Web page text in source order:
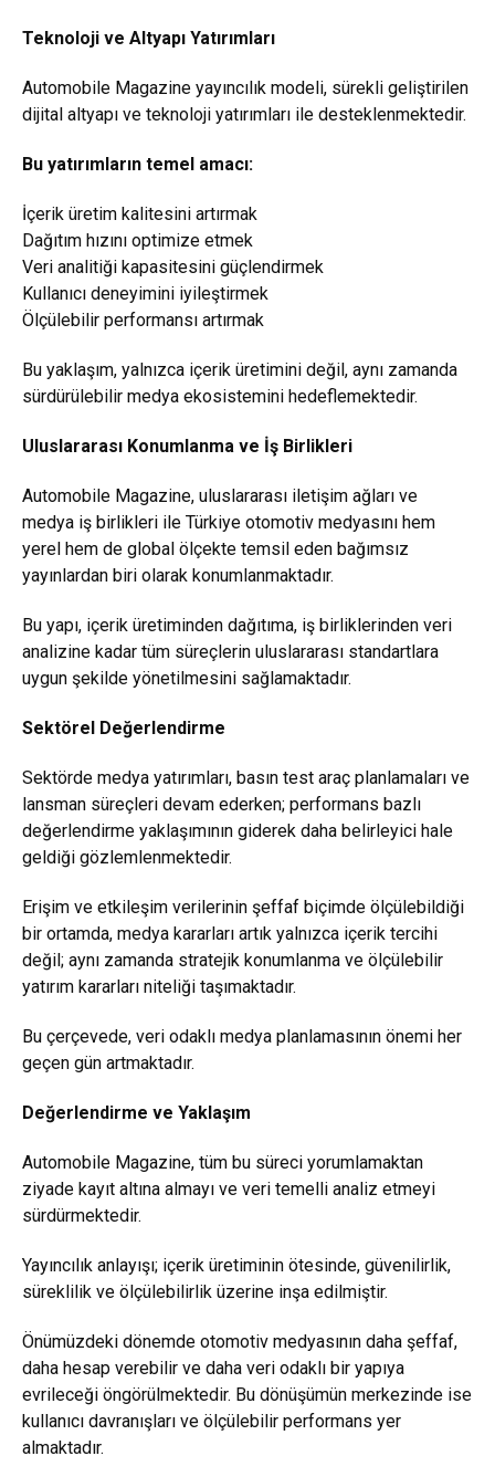
Teknoloji ve Altyapı Yatırımları
Automobile Magazine yayıncılık modeli, sürekli geliştirilen
dijital altyapı ve teknoloji yatırımları ile desteklenmektedir.
Bu yatırımların temel amacı:
İçerik üretim kalitesini artırmak
Dağıtım hızını optimize etmek
Veri analitiği kapasitesini güçlendirmek
Kullanıcı deneyimini iyileştirmek
Ölçülebilir performansı artırmak
Bu yaklaşım, yalnızca içerik üretimini değil, aynı zamanda
sürdürülebilir medya ekosistemini hedeflemektedir.
Uluslararası Konumlanma ve İş Birlikleri
Automobile Magazine, uluslararası iletişim ağları ve
medya iş birlikleri ile Türkiye otomotiv medyasını hem
yerel hem de global ölçekte temsil eden bağımsız
yayınlardan biri olarak konumlanmaktadır.
Bu yapı, içerik üretiminden dağıtıma, iş birliklerinden veri
analizine kadar tüm süreçlerin uluslararası standartlara
uygun şekilde yönetilmesini sağlamaktadır.
Sektörel Değerlendirme
Sektörde medya yatırımları, basın test araç planlamaları ve
lansman süreçleri devam ederken; performans bazlı
değerlendirme yaklaşımının giderek daha belirleyici hale
geldiği gözlemlenmektedir.
Erişim ve etkileşim verilerinin şeffaf biçimde ölçülebildiği
bir ortamda, medya kararları artık yalnızca içerik tercihi
değil; aynı zamanda stratejik konumlanma ve ölçülebilir
yatırım kararları niteliği taşımaktadır.
Bu çerçevede, veri odaklı medya planlamasının önemi her
geçen gün artmaktadır.
Değerlendirme ve Yaklaşım
Automobile Magazine, tüm bu süreci yorumlamaktan
ziyade kayıt altına almayı ve veri temelli analiz etmeyi
sürdürmektedir.
Yayıncılık anlayışı; içerik üretiminin ötesinde, güvenilirlik,
süreklilik ve ölçülebilirlik üzerine inşa edilmiştir.
Önümüzdeki dönemde otomotiv medyasının daha şeffaf,
daha hesap verebilir ve daha veri odaklı bir yapıya
evrileceği öngörülmektedir. Bu dönüşümün merkezinde ise
kullanıcı davranışları ve ölçülebilir performans yer
almaktadır.